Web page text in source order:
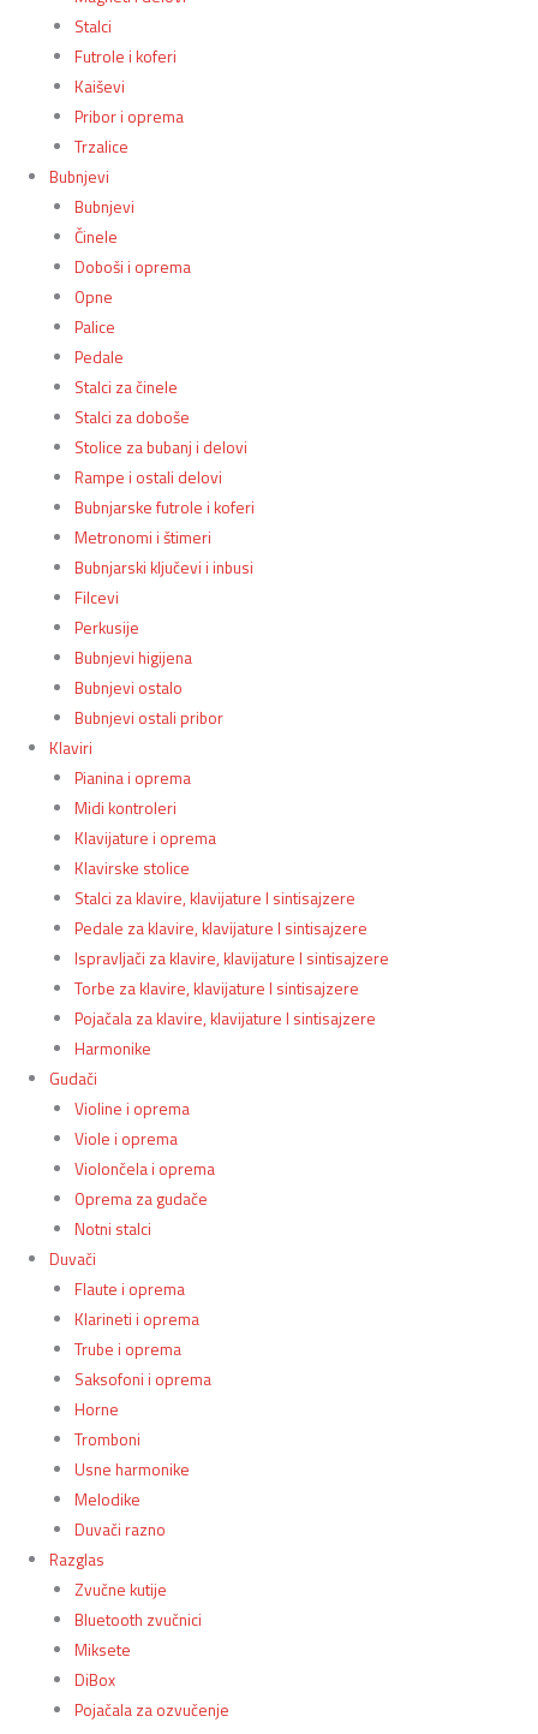
Stalci
Futrole i koferi
Kaiševi
Pribor i oprema
Trzalice
Bubnjevi
Bubnjevi
Činele
Doboši i oprema
Opne
Palice
Pedale
Stalci za činele
Stalci za doboše
Stolice za bubanj i delovi
Rampe i ostali delovi
Bubnjarske futrole i koferi
Metronomi i štimeri
Bubnjarski ključevi i inbusi
Filcevi
Perkusije
Bubnjevi higijena
Bubnjevi ostalo
Bubnjevi ostali pribor
Klaviri
Pianina i oprema
Midi kontroleri
Klavijature i oprema
Klavirske stolice
Stalci za klavire, klavijature I sintisajzere
Pedale za klavire, klavijature I sintisajzere
Ispravljači za klavire, klavijature I sintisajzere
Torbe za klavire, klavijature I sintisajzere
Pojačala za klavire, klavijature I sintisajzere
Harmonike
Gudači
Violine i oprema
Viole i oprema
Violončela i oprema
Oprema za gudače
Notni stalci
Duvači
Flaute i oprema
Klarineti i oprema
Trube i oprema
Saksofoni i oprema
Horne
Tromboni
Usne harmonike
Melodike
Duvači razno
Razglas
Zvučne kutije
Bluetooth zvučnici
Miksete
DiBox
Pojačala za ozvučenje